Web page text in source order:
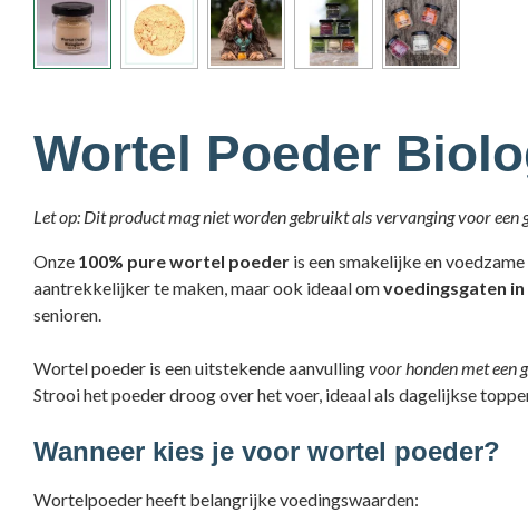
Wortel Poeder
Let op: Dit product mag niet worden gebruikt als vervanging voor een
Onze 100% pure wortel poeder is een smakelijke en
aantrekkelijker te maken, maar ook ideaal omvoedingsgaten
senioren.
Wortel poeder is een uitstekende aanvullingvoor honden met een
Strooi het poeder droog over het voer, ideaal als dagelijkse
Wanneer kies je voor wortel poeder?
Wortelpoederheeft belangrijke voedingswaarden: